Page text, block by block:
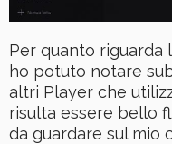
Per quanto riguarda
ho potuto notare
altri Player che
risulta essere bello
da guardare sul mio